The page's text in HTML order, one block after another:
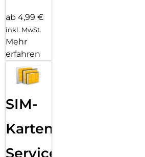
ab 4,99 €
inkl. MwSt.
Mehr
erfahren
SIM-
Karten
Service: